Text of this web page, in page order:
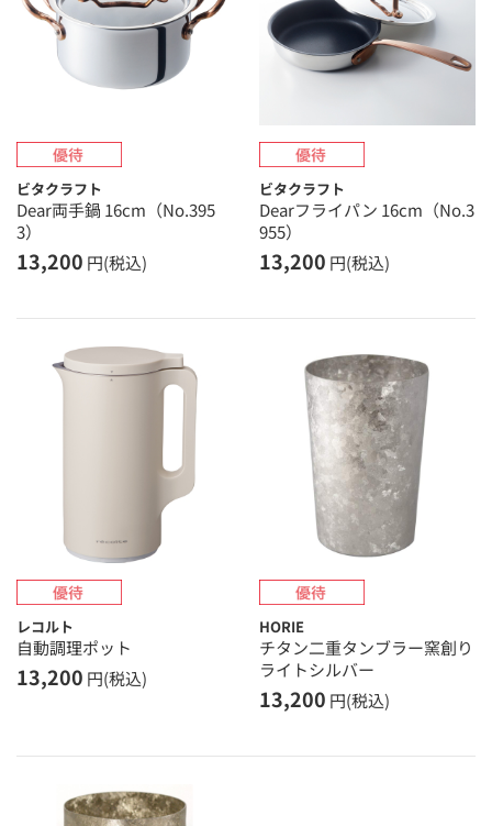
ビタクラフト
Dear両手鍋 16cm（No.395
3）
13,200 円(税込)
ビタクラフト
Dearフライパン 16cm（No.3
955）
13,200 円(税込)
レコルト
自動調理ポット
13,200 円(税込)
HORIE
チタン二重タンブラー窯創り
ライトシルバー
13,200 円(税込)